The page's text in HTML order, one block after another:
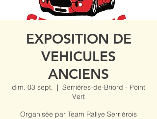
EXPOSITION DE
VEHICULES
ANCIENS
dim. 03 sept.
  |
Serrières-de-Briord - Point
Vert
Organisée par Team Rallye Serriérois